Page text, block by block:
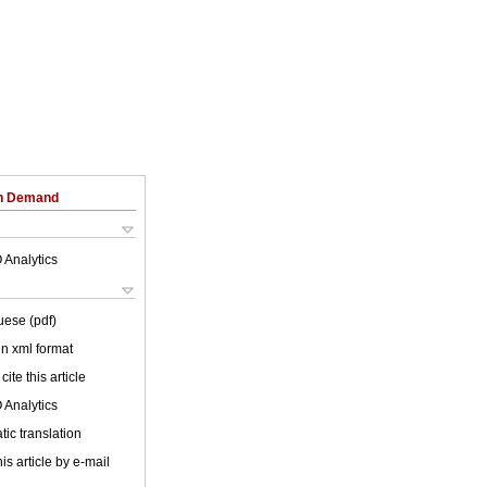
Demand
Analytics
(pdf)
xml format
this article
Analytics
translation
article by e-mail